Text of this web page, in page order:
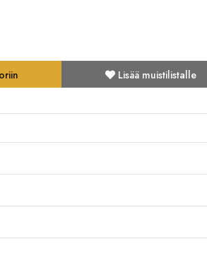
Lisää muistilistalle